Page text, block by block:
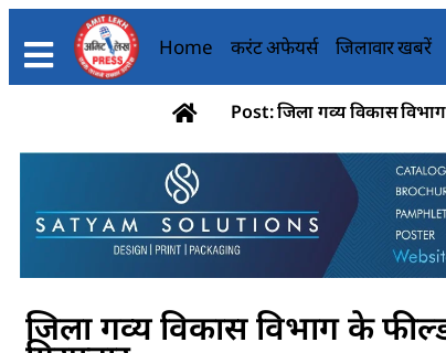
Home करंट अफेयर्स जिलावार खबरें
Post: जिला गव्य विकास
जिला गव्य विकास विभाग के